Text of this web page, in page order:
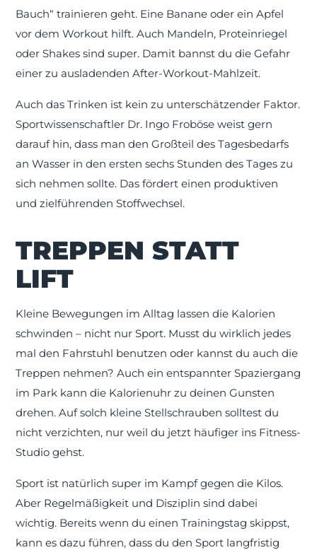
Bauch“ trainieren geht. Eine Banane oder ein Apfel
vor dem Workout hilft. Auch Mandeln, Proteinriegel
oder Shakes sind super. Damit bannst du die Gefahr
einer zu ausladenden After-Workout-Mahlzeit.
Auch das Trinken ist kein zu unterschätzender Faktor.
Sportwissenschaftler Dr. Ingo Froböse weist gern
darauf hin, dass man den Großteil des Tagesbedarfs
an Wasser in den ersten sechs Stunden des Tages zu
sich nehmen sollte. Das fördert einen produktiven
und zielführenden Stoffwechsel.
TREPPEN STATT
LIFT
Kleine Bewegungen im Alltag lassen die Kalorien
schwinden – nicht nur Sport. Musst du wirklich jedes
mal den Fahrstuhl benutzen oder kannst du auch die
Treppen nehmen? Auch ein entspannter Spaziergang
im Park kann die Kalorienuhr zu deinen Gunsten
drehen. Auf solch kleine Stellschrauben solltest du
nicht verzichten, nur weil du jetzt häufiger ins Fitness-
Studio gehst.
Sport ist natürlich super im Kampf gegen die Kilos.
Aber Regelmäßigkeit und Disziplin sind dabei
wichtig. Bereits wenn du einen Trainingstag skippst,
kann es dazu führen, dass du den Sport langfristig